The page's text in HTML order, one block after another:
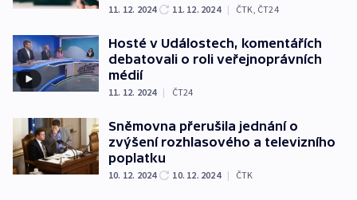
11. 12. 2024 11. 12. 2024 | ČTK ČT24
Hosté v Událostech, komentářích
debatovali o roli veřejnoprávních
médií
11. 12. 2024 | ČT24
Sněmovna přerušila jednání o
zvýšení rozhlasového a televizního
poplatku
10. 12. 2024 10. 12. 2024 | ČTK